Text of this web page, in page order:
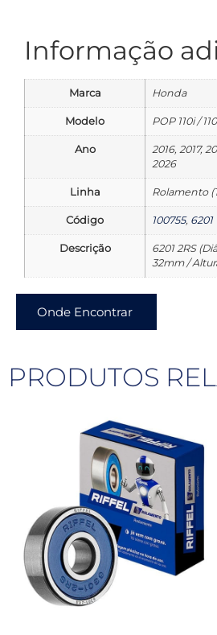
Informação
Marca Honda
Modelo POP 110i /
Ano
2016, 2017,
2026
Linha Rolamento
Código 100755, 6201
Descrição
6201 2RS
32mm /
Onde Encontrar
PRODUTOS